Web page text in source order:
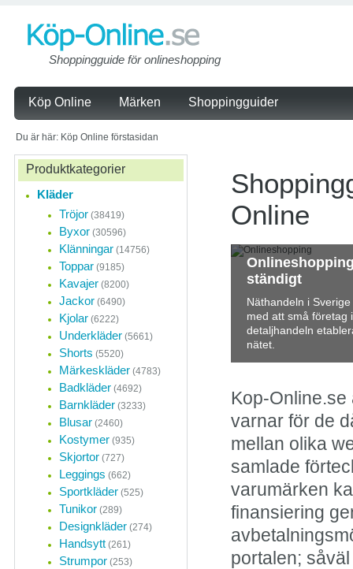
Shoppingguide för onlineshopping
Köp Online Märken Shoppingguider
Du är här: Köp Online förstasidan
Online
ständigt
Näthandeln i
med att små företag
detaljhandeln
nätet.
Kop-
varnar för de
mellan olika
samlade
varumärken
finansiering
portalen;
Produktkategorier
Kläder
Tröjor (38419)
Byxor (30596)
Klänningar (14756)
Toppar (9185)
Kavajer (8200)
Jackor (6490)
Kjolar (6222)
Underkläder (5661)
Shorts (5520)
Märkeskläder (4783)
Badkläder (4692)
Barnkläder (3233)
Blusar (2460)
Kostymer (935)
Skjortor (727)
Leggings (662)
Sportkläder (525)
Tunikor (289)
Designkläder (274)
Handsytt (261)
Strumpor (253)